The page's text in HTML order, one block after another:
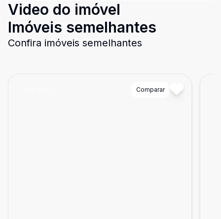
Video do imóvel
Imóveis semelhantes
Confira imóveis semelhantes
Comparar